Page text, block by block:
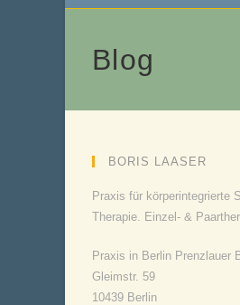
Blog
BORIS LAASER
Praxis für körperintegrierte
Therapie. Einzel- &
Praxis in Berlin Prenzlauer
Gleimstr. 59
10439 Berlin